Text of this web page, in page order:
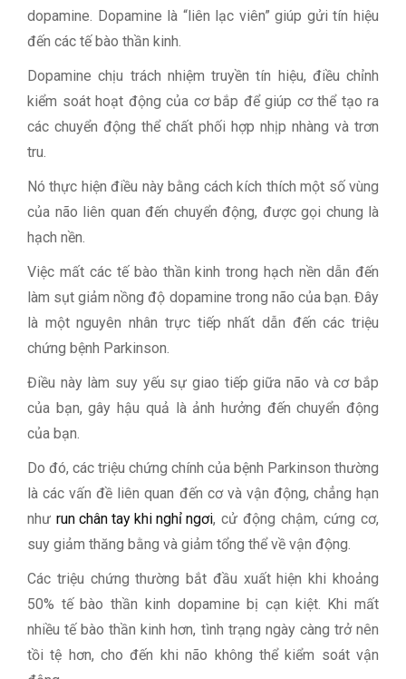
dopamine. Dopamine là “liên lạc viên” giúp gửi tín hiệu
đến các tế bào thần kinh.
Dopamine chịu trách nhiệm truyền tín hiệu, điều chỉnh
kiểm soát hoạt động của cơ bắp để giúp cơ thể tạo ra
các chuyển động thể chất phối hợp nhịp nhàng và trơn
tru.
Nó thực hiện điều này bằng cách kích thích một số vùng
của não liên quan đến chuyển động, được gọi chung là
hạch nền.
Việc mất các tế bào thần kinh trong hạch nền dẫn đến
làm sụt giảm nồng độ dopamine trong não của bạn. Đây
là một nguyên nhân trực tiếp nhất dẫn đến các triệu
chứng bệnh Parkinson.
Điều này làm suy yếu sự giao tiếp giữa não và cơ bắp
của bạn, gây hậu quả là ảnh hưởng đến chuyển động
của bạn.
Do đó, các triệu chứng chính của bệnh Parkinson thường
là các vấn đề liên quan đến cơ và vận động, chẳng hạn
như run chân tay khi nghỉ ngơi, cử động chậm, cứng cơ,
suy giảm thăng bằng và giảm tổng thể về vận động.
Các triệu chứng thường bắt đầu xuất hiện khi khoảng
50% tế bào thần kinh dopamine bị cạn kiệt. Khi mất
nhiều tế bào thần kinh hơn, tình trạng ngày càng trở nên
tồi tệ hơn, cho đến khi não không thể kiểm soát vận